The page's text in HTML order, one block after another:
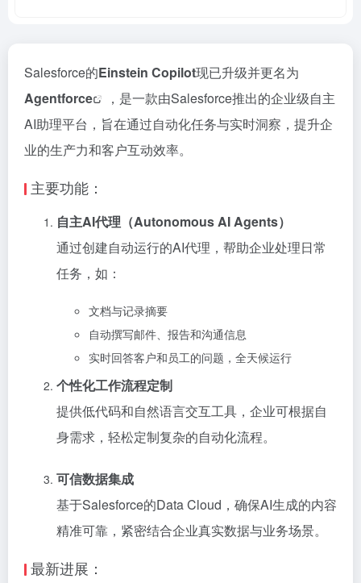
Salesforce的Einstein Copilot现已升级并更名为
Agentforce
，是一款由Salesforce推出的企业级自主
AI助理平台，旨在通过自动化任务与实时洞察，提升企
业的生产力和客户互动效率。
主要功能：
自主AI代理（Autonomous AI Agents）
通过创建自动运行的AI代理，帮助企业处理日常
任务，如：
文档与记录摘要
自动撰写邮件、报告和沟通信息
实时回答客户和员工的问题，全天候运行
个性化工作流程定制
提供低代码和自然语言交互工具，企业可根据自
身需求，轻松定制复杂的自动化流程。
可信数据集成
基于Salesforce的Data Cloud，确保AI生成的内容
精准可靠，紧密结合企业真实数据与业务场景。
最新进展：